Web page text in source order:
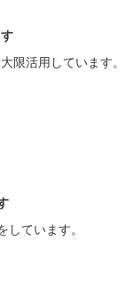
限活用しています。
しています。